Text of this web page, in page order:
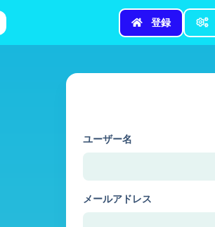
登録
ユーザー名
メールアドレス